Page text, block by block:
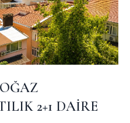
2+1 DAİRE